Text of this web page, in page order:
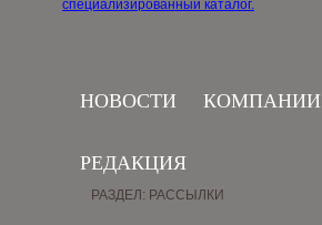
НОВОСТИ КОМПАНИИ
РЕДАКЦИЯ
РАЗДЕЛ: РАССЫЛКИ